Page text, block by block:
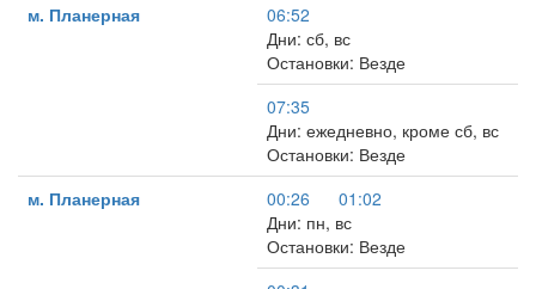
м. Планерная
06:52
Дни: сб, вс
Остановки: Везде
07:35
Дни: ежедневно, кроме сб, вс
Остановки: Везде
м. Планерная
00:26
01:02
Дни: пн, вс
Остановки: Везде